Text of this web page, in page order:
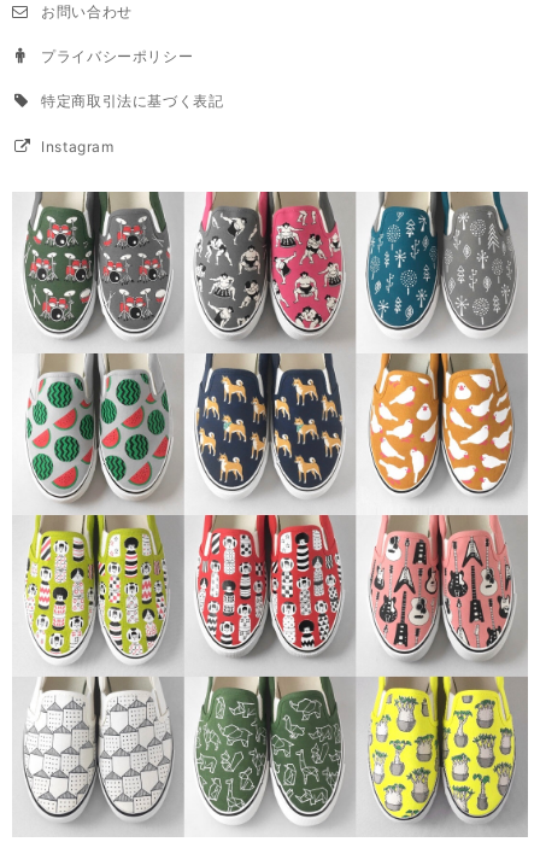
お問い合わせ
プライバシーポリシー
特定商取引法に基づく表記
Instagram